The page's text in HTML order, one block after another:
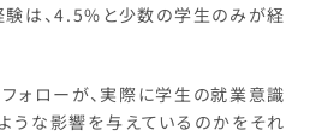
験は、4.5%と少数の学生のみが経
ォローが、実際に学生の就業意識
うな影響を与えているのかをそれ